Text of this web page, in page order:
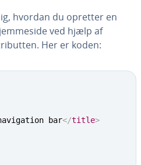
hvordan du opretter en
ved hjælp af
Her er koden:
bar</title>